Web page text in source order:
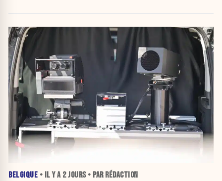
BELGIQUE • IL Y A 2 JOURS• PAR RÉDACTION